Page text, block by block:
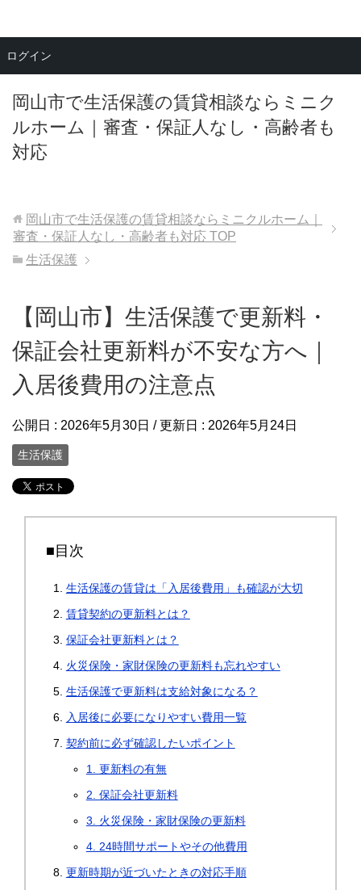
岡山市で生活保護の賃貸相談ならミニク
ルホーム｜審査・保証人なし・高齢者も
対応
メニュー
岡山市で生活保護の賃貸相談ならミニクルホーム｜
審査・保証人なし・高齢者も対応 TOP
生活保護
【岡山市】生活保護で更新料・
保証会社更新料が不安な方へ｜
入居後費用の注意点
公開日 : 2026年5月30日 / 更新日 : 2026年5月24日
生活保護
■目次
生活保護の賃貸は「入居後費用」も確認が大切
賃貸契約の更新料とは？
保証会社更新料とは？
火災保険・家財保険の更新料も忘れやすい
生活保護で更新料は支給対象になる？
入居後に必要になりやすい費用一覧
契約前に必ず確認したいポイント
1. 更新料の有無
2. 保証会社更新料
3. 火災保険・家財保険の更新料
4. 24時間サポートやその他費用
更新時期が近づいたときの対応手順
ログイン